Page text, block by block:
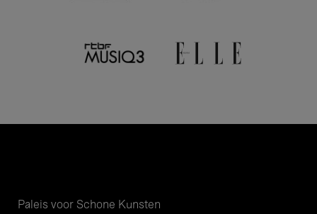
Paleis voor Schone Kunsten